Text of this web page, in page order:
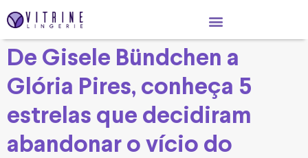
De Gisele Bündchen a
Glória Pires, conheça 5
estrelas que decidiram
abandonar o vício do